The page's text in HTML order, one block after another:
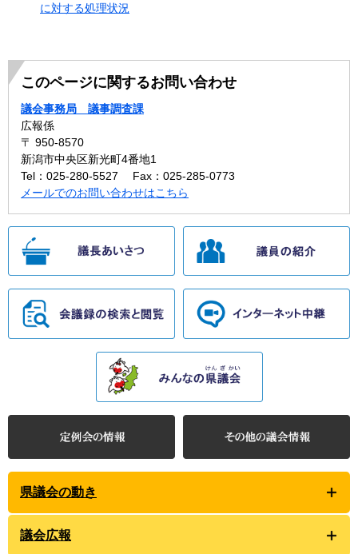
に対する処理状況
このページに関するお問い合わせ
議会事務局 議事調査課
広報係
〒 950-8570
新潟市中央区新光町4番地1
Tel：025-280-5527
Fax：025-285-0773
メールでのお問い合わせはこちら
県議会の動き
議会広報